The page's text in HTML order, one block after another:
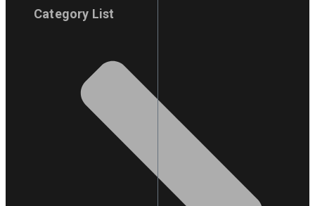
Category List